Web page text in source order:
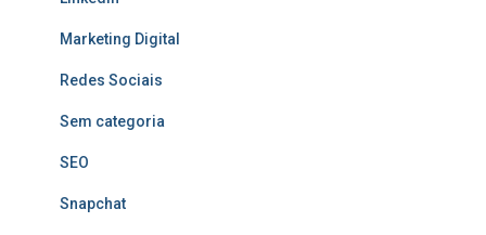
Marketing Digital
Redes Sociais
Sem categoria
SEO
Snapchat